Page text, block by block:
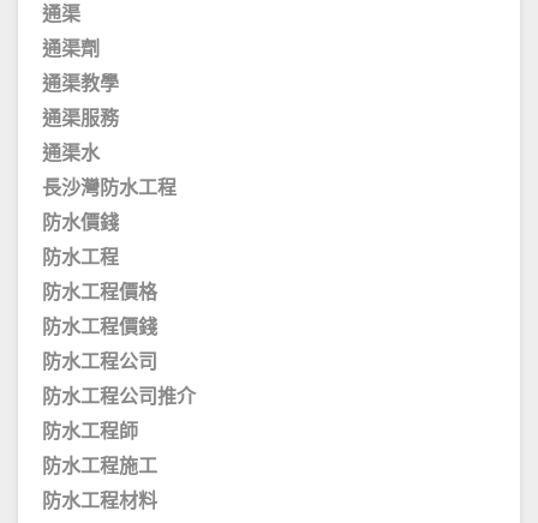
通渠
通渠劑
通渠教學
通渠服務
通渠水
長沙灣防水工程
防水價錢
防水工程
防水工程價格
防水工程價錢
防水工程公司
防水工程公司推介
防水工程師
防水工程施工
防水工程材料